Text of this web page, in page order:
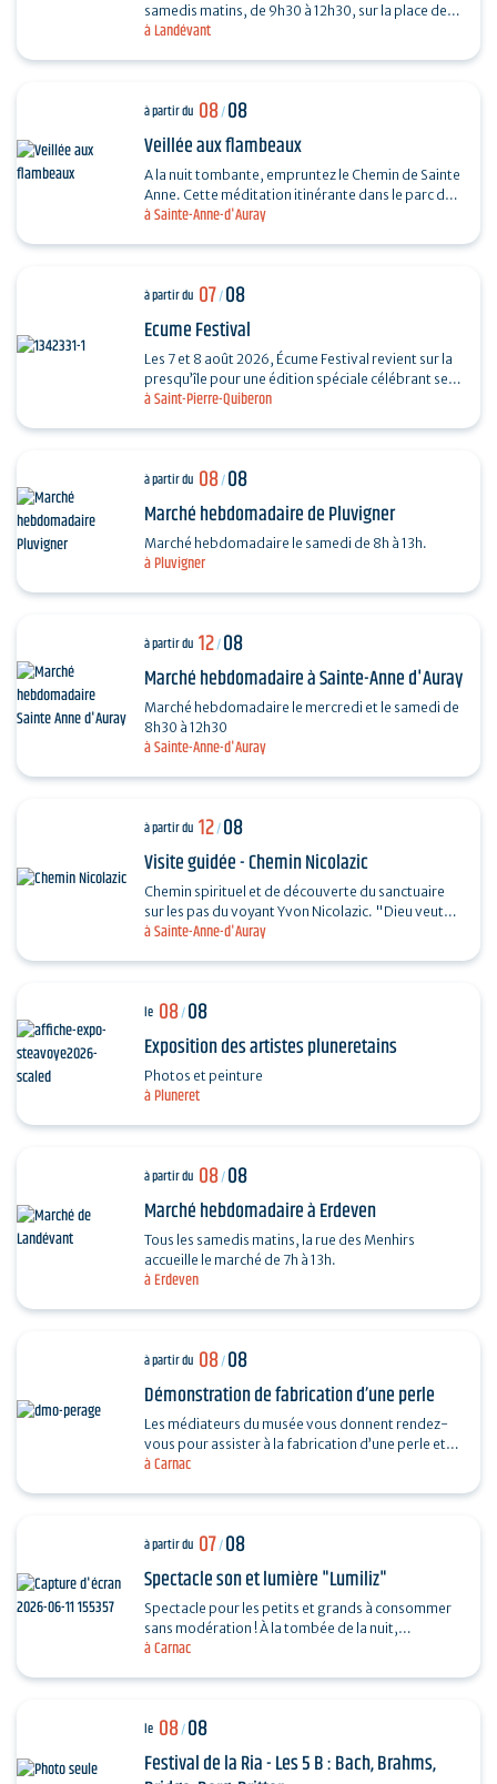
à Landévant
samedis matins, de 9h30 à 12h30, sur la place de
l'Église (côté parking).
à Sainte-Anne-d'Auray
à partir du 08/08
Veillée aux flambeaux
A la nuit tombante, empruntez le Chemin de Sainte
Anne. Cette méditation itinérante dans le parc du
sanctuaire permet d’arpenter la vie et le
à Saint-Pierre-Quiberon
à partir du 07/08
Ecume Festival
Les 7 et 8 août 2026, Écume Festival revient sur la
presqu’île pour une édition spéciale célébrant ses
5 ans. En seulement quelques années,…
à Pluvigner
à partir du 08/08
Marché hebdomadaire de Pluvigner
Marché hebdomadaire le samedi de 8h à 13h.
à Sainte-Anne-d'Auray
à partir du 12/08
Marché hebdomadaire à Sainte-Anne d'Auray
Marché hebdomadaire le mercredi et le samedi de
8h30 à 12h30
à Sainte-Anne-d'Auray
à partir du 12/08
Visite guidée - Chemin Nicolazic
Chemin spirituel et de découverte du sanctuaire
sur les pas du voyant Yvon Nicolazic. "Dieu veut
que je sois honorée ici", telles furent les paroles
à Pluneret
le 08/08
Exposition des artistes pluneretains
Photos et peinture
à Erdeven
à partir du 08/08
Marché hebdomadaire à Erdeven
Tous les samedis matins, la rue des Menhirs
accueille le marché de 7h à 13h.
à Carnac
à partir du 08/08
Démonstration de fabrication d’une perle
Les médiateurs du musée vous donnent rendez-
vous pour assister à la fabrication d’une perle et
vous dévoiler les techniques ingénieuses…
à Carnac
à partir du 07/08
Spectacle son et lumière "Lumiliz"
Spectacle pour les petits et grands à consommer
sans modération ! À la tombée de la nuit,
découvrez un spectacle de projections
le 08/08
Festival de la Ria - Les 5 B : Bach, Brahms,